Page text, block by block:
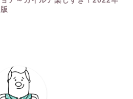
版